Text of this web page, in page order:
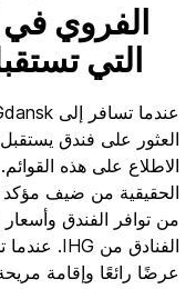
الفروي
التي
العثور على فندق
الاطلاع على هذه
الحقيقية من ضيف مؤكد
من توافر الفندق
عرضًا رائعًا وإقامة